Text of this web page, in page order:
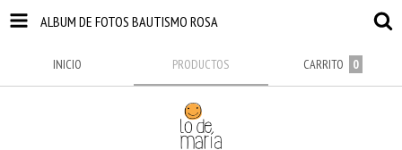
ALBUM DE FOTOS BAUTISMO ROSA
INICIO PRODUCTOS CARRITO 0